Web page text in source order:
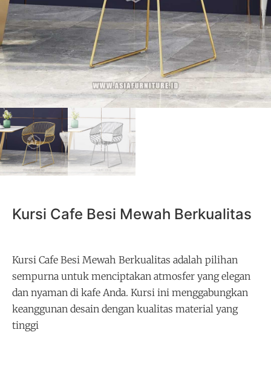
Kursi Cafe Besi Mewah Berkualitas
Kursi Cafe Besi Mewah Berkualitas adalah pilihan
sempurna untuk menciptakan atmosfer yang elegan
dan nyaman di kafe Anda. Kursi ini menggabungkan
keanggunan desain dengan kualitas material yang
tinggi